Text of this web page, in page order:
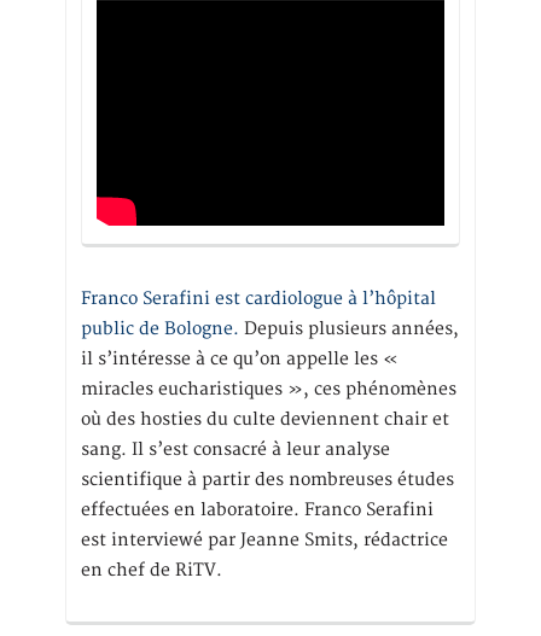
Franco Serafini est cardiologue à l’hôpital
public de Bologne. Depuis plusieurs années,
il s’intéresse à ce qu’on appelle les «
miracles eucharistiques », ces phénomènes
où des hosties du culte deviennent chair et
sang. Il s’est consacré à leur analyse
scientifique à partir des nombreuses études
effectuées en laboratoire. Franco Serafini
est interviewé par Jeanne Smits, rédactrice
en chef de RiTV.